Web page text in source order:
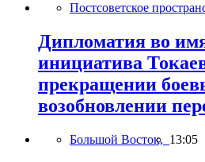
Постсоветское
Дипломатия во
инициатива
прекращении
возобновлении
Большой Восток, 13:05